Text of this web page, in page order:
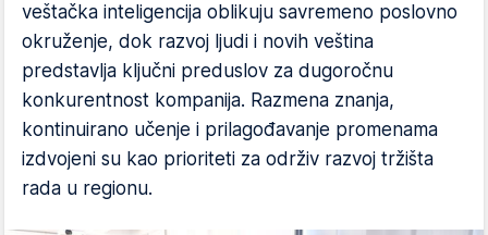
veštačka inteligencija oblikuju savremeno poslovno
okruženje, dok razvoj ljudi i novih veština
predstavlja ključni preduslov za dugoročnu
konkurentnost kompanija. Razmena znanja,
kontinuirano učenje i prilagođavanje promenama
izdvojeni su kao prioriteti za održiv razvoj tržišta
rada u regionu.